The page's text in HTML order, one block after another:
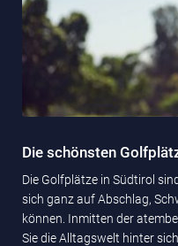
Die schönsten
Die Golfplätze in Südtirol
sich ganz auf Abschlag,
können. Inmitten der
Sie die Alltagswelt hinter